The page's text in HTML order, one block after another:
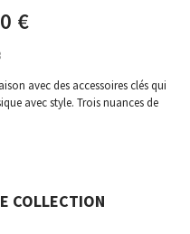
€
avec des accessoires clés qui
avec style. Trois nuances de
COLLECTION